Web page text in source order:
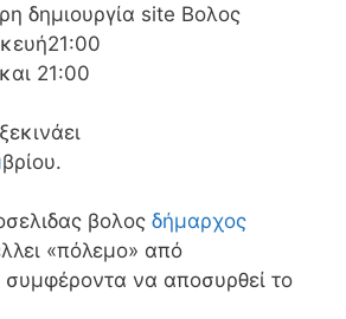
δημιουργία site Βολος
21:00
βρίου.
βολος δήμαρχος
«πόλεμο» από
συμφέροντα να αποσυρθεί το